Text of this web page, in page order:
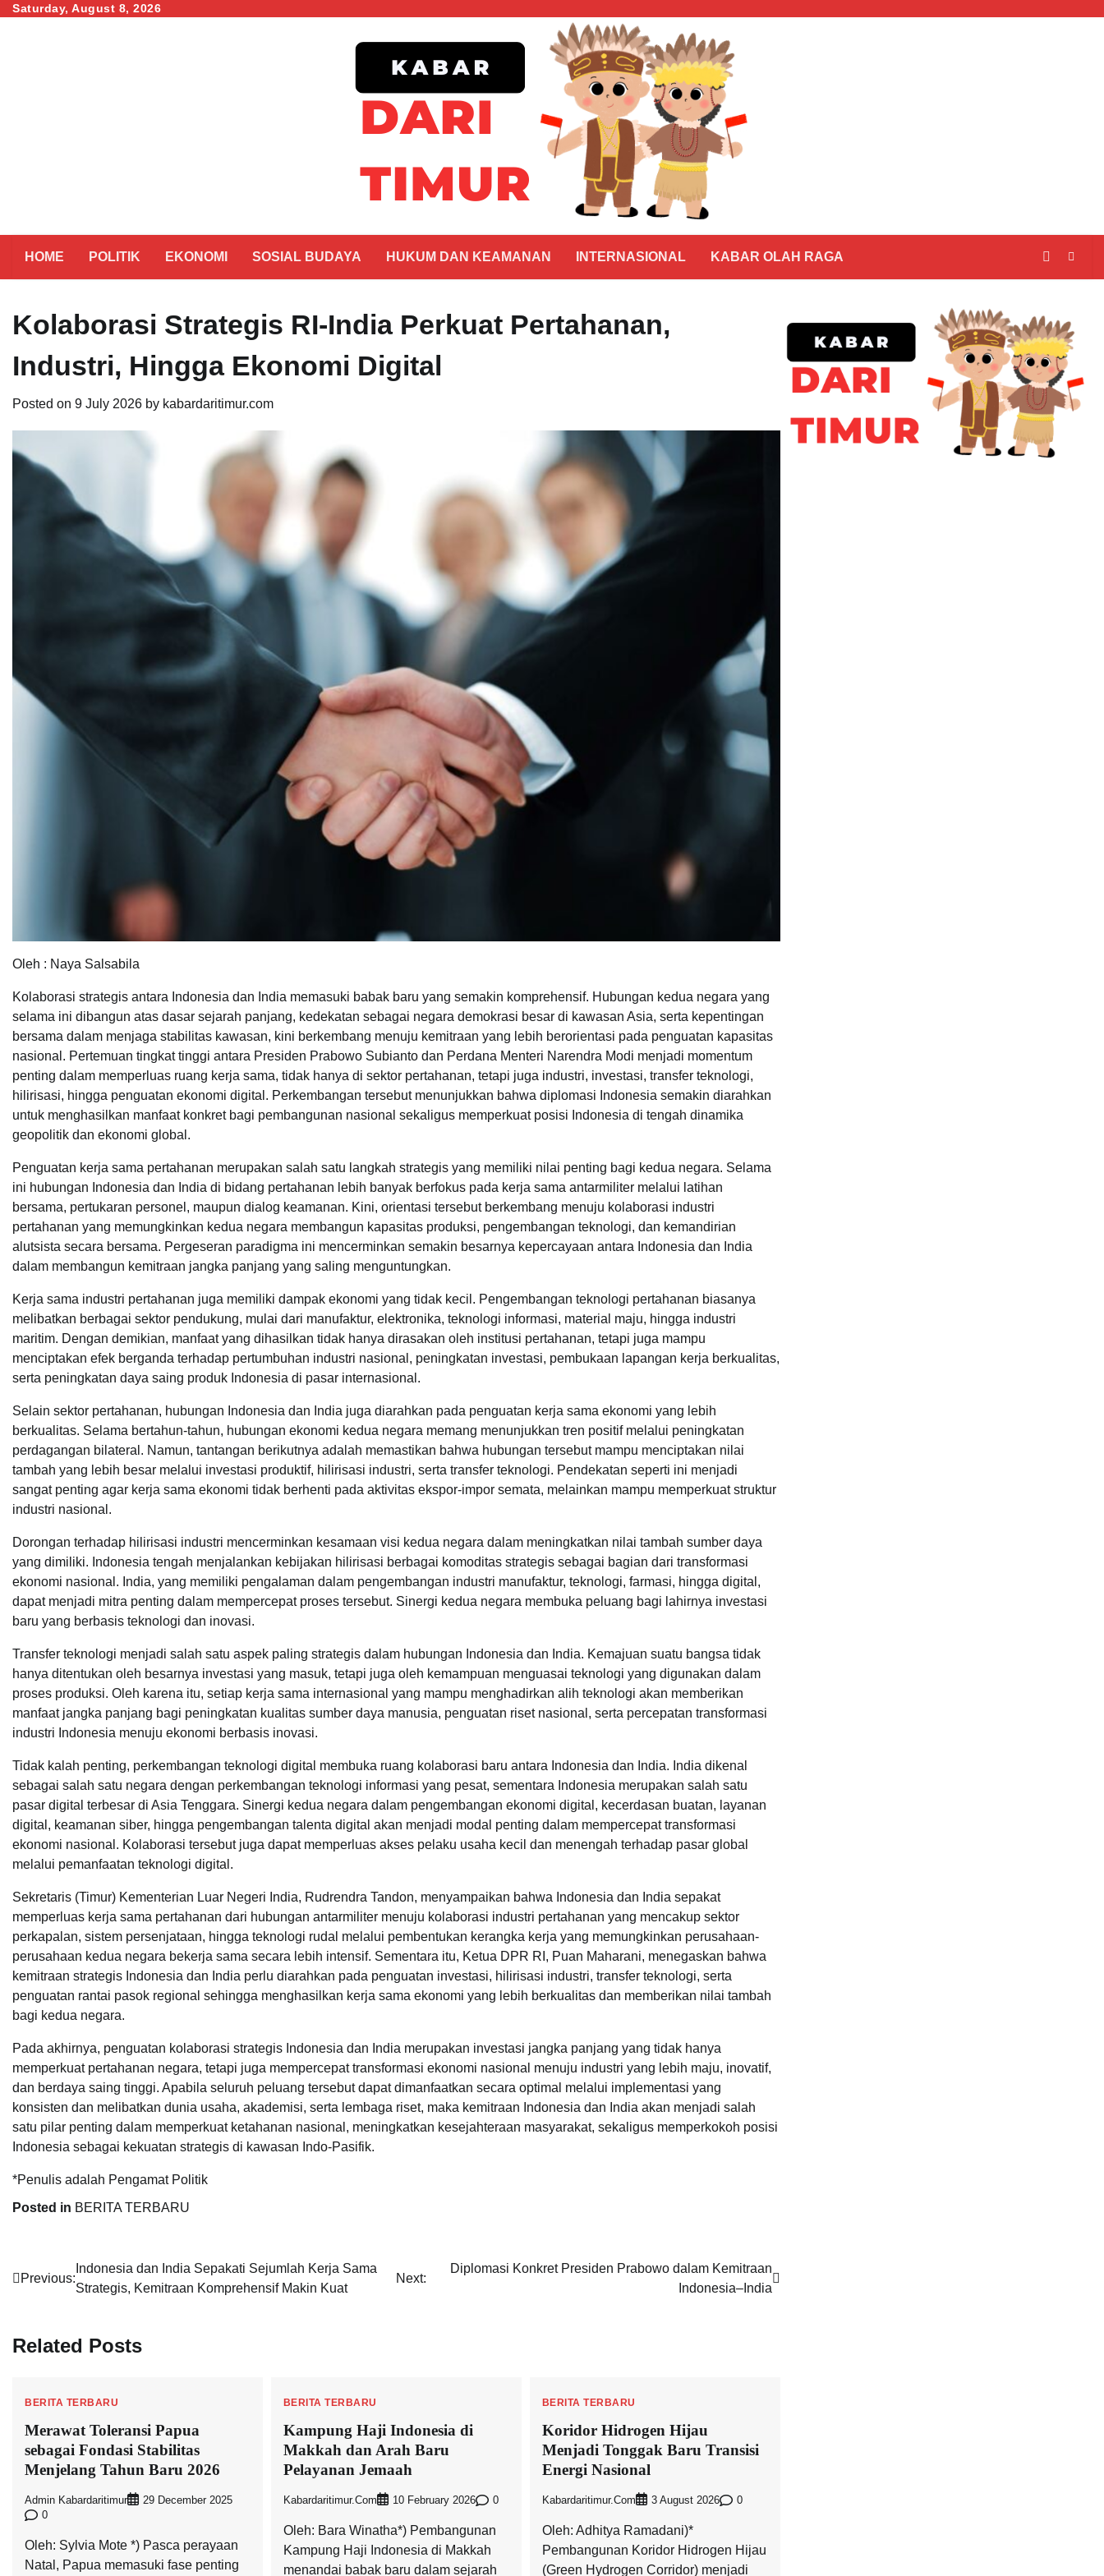
SkipSaturday, August 8, 2026
HOME POLITIK EKONOMI SOSIAL BUDAYA HUKUM DAN KEAMANAN INTERNASIONAL KABAR OLAH RAGA
Kolaborasi Strategis RI-India Perkuat Pertahanan,
Industri, Hingga Ekonomi Digital
Posted on 9 July 2026 by kabardaritimur.com
Oleh : Naya Salsabila
Kolaborasi strategis antara Indonesia dan India memasuki babak baru yang semakin komprehensif. Hubungan kedua negara yang
selama ini dibangun atas dasar sejarah panjang, kedekatan sebagai negara demokrasi besar di kawasan Asia, serta kepentingan
bersama dalam menjaga stabilitas kawasan, kini berkembang menuju kemitraan yang lebih berorientasi pada penguatan kapasitas
nasional. Pertemuan tingkat tinggi antara Presiden Prabowo Subianto dan Perdana Menteri Narendra Modi menjadi momentum
penting dalam memperluas ruang kerja sama, tidak hanya di sektor pertahanan, tetapi juga industri, investasi, transfer teknologi,
hilirisasi, hingga penguatan ekonomi digital. Perkembangan tersebut menunjukkan bahwa diplomasi Indonesia semakin diarahkan
untuk menghasilkan manfaat konkret bagi pembangunan nasional sekaligus memperkuat posisi Indonesia di tengah dinamika
geopolitik dan ekonomi global.
Penguatan kerja sama pertahanan merupakan salah satu langkah strategis yang memiliki nilai penting bagi kedua negara. Selama
ini hubungan Indonesia dan India di bidang pertahanan lebih banyak berfokus pada kerja sama antarmiliter melalui latihan
bersama, pertukaran personel, maupun dialog keamanan. Kini, orientasi tersebut berkembang menuju kolaborasi industri
pertahanan yang memungkinkan kedua negara membangun kapasitas produksi, pengembangan teknologi, dan kemandirian
alutsista secara bersama. Pergeseran paradigma ini mencerminkan semakin besarnya kepercayaan antara Indonesia dan India
dalam membangun kemitraan jangka panjang yang saling menguntungkan.
Kerja sama industri pertahanan juga memiliki dampak ekonomi yang tidak kecil. Pengembangan teknologi pertahanan biasanya
melibatkan berbagai sektor pendukung, mulai dari manufaktur, elektronika, teknologi informasi, material maju, hingga industri
maritim. Dengan demikian, manfaat yang dihasilkan tidak hanya dirasakan oleh institusi pertahanan, tetapi juga mampu
menciptakan efek berganda terhadap pertumbuhan industri nasional, peningkatan investasi, pembukaan lapangan kerja berkualitas,
serta peningkatan daya saing produk Indonesia di pasar internasional.
Selain sektor pertahanan, hubungan Indonesia dan India juga diarahkan pada penguatan kerja sama ekonomi yang lebih
berkualitas. Selama bertahun-tahun, hubungan ekonomi kedua negara memang menunjukkan tren positif melalui peningkatan
perdagangan bilateral. Namun, tantangan berikutnya adalah memastikan bahwa hubungan tersebut mampu menciptakan nilai
tambah yang lebih besar melalui investasi produktif, hilirisasi industri, serta transfer teknologi. Pendekatan seperti ini menjadi
sangat penting agar kerja sama ekonomi tidak berhenti pada aktivitas ekspor-impor semata, melainkan mampu memperkuat struktur
industri nasional.
Dorongan terhadap hilirisasi industri mencerminkan kesamaan visi kedua negara dalam meningkatkan nilai tambah sumber daya
yang dimiliki. Indonesia tengah menjalankan kebijakan hilirisasi berbagai komoditas strategis sebagai bagian dari transformasi
ekonomi nasional. India, yang memiliki pengalaman dalam pengembangan industri manufaktur, teknologi, farmasi, hingga digital,
dapat menjadi mitra penting dalam mempercepat proses tersebut. Sinergi kedua negara membuka peluang bagi lahirnya investasi
baru yang berbasis teknologi dan inovasi.
Transfer teknologi menjadi salah satu aspek paling strategis dalam hubungan Indonesia dan India. Kemajuan suatu bangsa tidak
hanya ditentukan oleh besarnya investasi yang masuk, tetapi juga oleh kemampuan menguasai teknologi yang digunakan dalam
proses produksi. Oleh karena itu, setiap kerja sama internasional yang mampu menghadirkan alih teknologi akan memberikan
manfaat jangka panjang bagi peningkatan kualitas sumber daya manusia, penguatan riset nasional, serta percepatan transformasi
industri Indonesia menuju ekonomi berbasis inovasi.
Tidak kalah penting, perkembangan teknologi digital membuka ruang kolaborasi baru antara Indonesia dan India. India dikenal
sebagai salah satu negara dengan perkembangan teknologi informasi yang pesat, sementara Indonesia merupakan salah satu
pasar digital terbesar di Asia Tenggara. Sinergi kedua negara dalam pengembangan ekonomi digital, kecerdasan buatan, layanan
digital, keamanan siber, hingga pengembangan talenta digital akan menjadi modal penting dalam mempercepat transformasi
ekonomi nasional. Kolaborasi tersebut juga dapat memperluas akses pelaku usaha kecil dan menengah terhadap pasar global
melalui pemanfaatan teknologi digital.
Sekretaris (Timur) Kementerian Luar Negeri India, Rudrendra Tandon, menyampaikan bahwa Indonesia dan India sepakat
memperluas kerja sama pertahanan dari hubungan antarmiliter menuju kolaborasi industri pertahanan yang mencakup sektor
perkapalan, sistem persenjataan, hingga teknologi rudal melalui pembentukan kerangka kerja yang memungkinkan perusahaan-
perusahaan kedua negara bekerja sama secara lebih intensif. Sementara itu, Ketua DPR RI, Puan Maharani, menegaskan bahwa
kemitraan strategis Indonesia dan India perlu diarahkan pada penguatan investasi, hilirisasi industri, transfer teknologi, serta
penguatan rantai pasok regional sehingga menghasilkan kerja sama ekonomi yang lebih berkualitas dan memberikan nilai tambah
bagi kedua negara.
Pada akhirnya, penguatan kolaborasi strategis Indonesia dan India merupakan investasi jangka panjang yang tidak hanya
memperkuat pertahanan negara, tetapi juga mempercepat transformasi ekonomi nasional menuju industri yang lebih maju, inovatif,
dan berdaya saing tinggi. Apabila seluruh peluang tersebut dapat dimanfaatkan secara optimal melalui implementasi yang
konsisten dan melibatkan dunia usaha, akademisi, serta lembaga riset, maka kemitraan Indonesia dan India akan menjadi salah
satu pilar penting dalam memperkuat ketahanan nasional, meningkatkan kesejahteraan masyarakat, sekaligus memperkokoh posisi
Indonesia sebagai kekuatan strategis di kawasan Indo-Pasifik.
*Penulis adalah Pengamat Politik
Posted in BERITA TERBARU
Post
Previous:
Indonesia dan India Sepakati Sejumlah Kerja Sama
Strategis, Kemitraan Komprehensif Makin Kuat
Next:
Diplomasi Konkret Presiden Prabowo dalam Kemitraan
Indonesia–India
Related Posts
BERITA TERBARU
Merawat Toleransi Papua
sebagai Fondasi Stabilitas
Menjelang Tahun Baru 2026
Admin Kabardaritimur
29 December 2025
0
Oleh: Sylvia Mote *) Pasca perayaan
Natal, Papua memasuki fase penting
BERITA TERBARU
Kampung Haji Indonesia di
Makkah dan Arah Baru
Pelayanan Jemaah
Kabardaritimur.com 10 February 2026 0
Oleh: Bara Winatha*) Pembangunan
Kampung Haji Indonesia di Makkah
menandai babak baru dalam sejarah
BERITA TERBARU
Koridor Hidrogen Hijau
Menjadi Tonggak Baru Transisi
Energi Nasional
Kabardaritimur.com 3 August 2026 0
Oleh: Adhitya Ramadani)*
Pembangunan Koridor Hidrogen Hijau
(Green Hydrogen Corridor) menjadi